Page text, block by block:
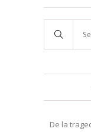
De la